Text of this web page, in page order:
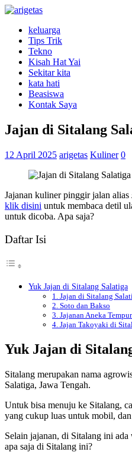
keluarga
Tips Trik
Tekno
Kisah Hat Yai
Sekitar kita
kata hati
Beasiswa
Kontak Saya
Jajan di Sitalang
12 April 2025 arigetas Kuliner 0
Jajanan kuliner pinggir jalan alias
klik disini untuk membaca detil
untuk dicoba. Apa saja?
Daftar Isi
Yuk Jajan di Sitalang Salatiga
1. Jajan di Sitalang
2. Soto dan Bakso
3. Jajanan Aneka
4. Jajan Takoyaki di
Yuk Jajan di
Sitalang merupakan nama
Salatiga, Jawa Tengah.
Untuk bisa menuju ke Sitalang,
yang cukup luas untuk mobil,
Selain jajanan, di Sitalang ini ada
apa saja di Sitalang ini?